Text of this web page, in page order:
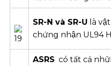
SR-N và SR-U là
chứng nhận UL94
ASRS có tất cả